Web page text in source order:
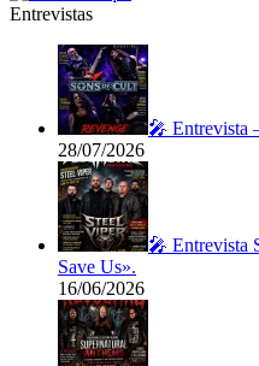
Entrevistas
🎤 Entrevista
28/07/2026
🎤 Entrevista
Save Us».
16/06/2026